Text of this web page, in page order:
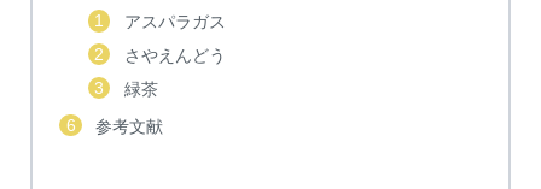
アスパラガス
さやえんどう
緑茶
参考文献